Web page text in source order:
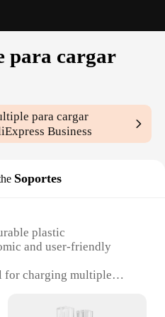
para cargar
para cargar
Business
Soportes
plastic
and user-friendly
for charging multiple